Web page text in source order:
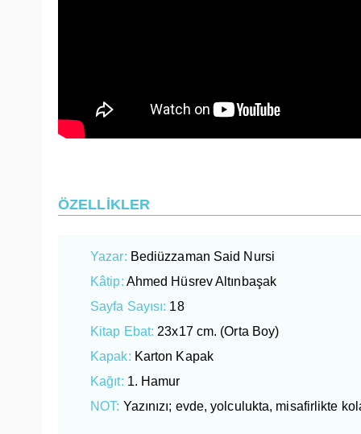
ÖZELLİKLER
Yazar: Bediüzzaman Said Nursi
Kâtip: Ahmed Hüsrev Altınbaşak
Sayfa Sayısı: 18
Kitap Ebat: 23x17 cm. (Orta Boy)
Kapak: Karton Kapak
Kağıt: 1. Hamur
NOT: Yazınızı; evde, yolculukta, misafirlikte